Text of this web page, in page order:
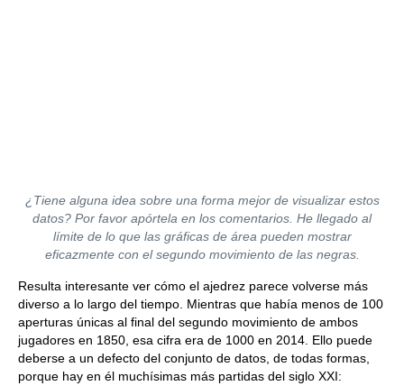
¿Tiene alguna idea sobre una forma mejor de visualizar estos
datos? Por favor apórtela en los comentarios. He llegado al
límite de lo que las gráficas de área pueden mostrar
eficazmente con el segundo movimiento de las negras.
Resulta interesante ver cómo el ajedrez parece volverse más
diverso a lo largo del tiempo. Mientras que había menos de 100
aperturas únicas al final del segundo movimiento de ambos
jugadores en 1850, esa cifra era de 1000 en 2014. Ello puede
deberse a un defecto del conjunto de datos, de todas formas,
porque hay en él muchísimas más partidas del siglo XXI: